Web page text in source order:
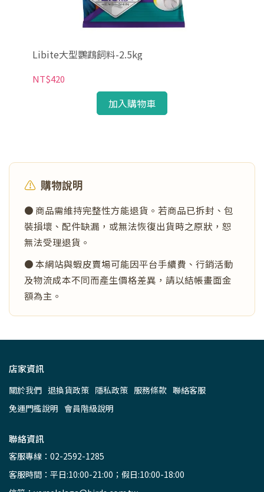
Libite大型鸚鵡飼料-2.5kg
NT$420
加入購物車
⚠️ 購物說明
● 商品需維持完整性方能退貨。若商品已拆封、包
裝損壞、配件缺漏，或無法恢復出貨時之原狀，恕
無法受理退貨。
● 本網站與蝦皮賣場可能因平台手續費、行銷活動
及物流成本不同而產生價格差異，請以結帳畫面金
額為主。
店家資訊
關於我們 退換貨政策 隱私政策 服務條款 聯絡客服
免運門檻說明 會員階級說明
聯絡資訊
客服專線：02-2592-1285
客服時間：平日:10:00-21:00；假日:10:00-18:00